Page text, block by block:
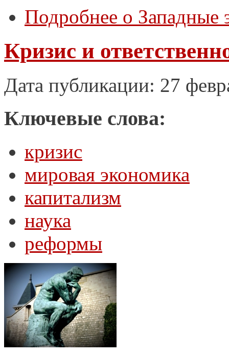
Подробнее о
Кризис и
Дата публикации: 27
Ключевые слова:
кризис
мировая экономика
капитализм
наука
реформы